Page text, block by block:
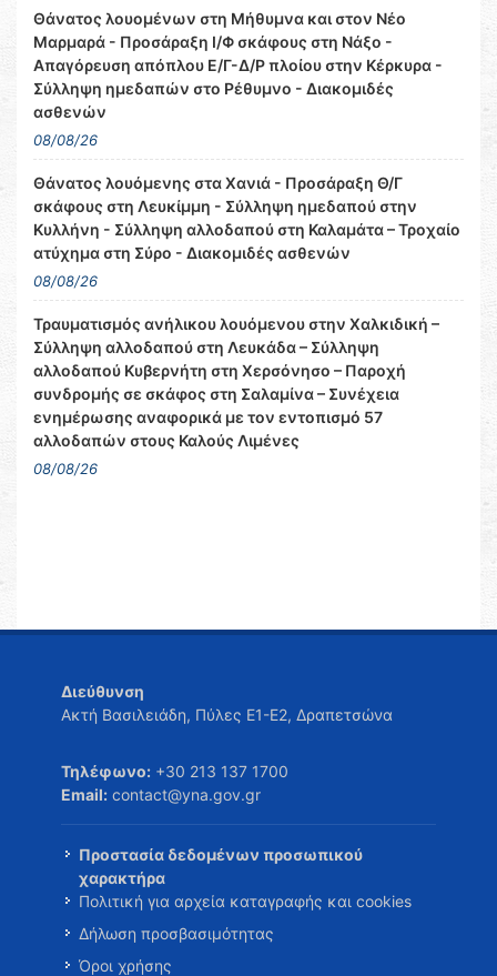
Θάνατος λουομένων στη Μήθυμνα και στον Νέο
Μαρμαρά - Προσάραξη Ι/Φ σκάφους στη Νάξο -
Απαγόρευση απόπλου Ε/Γ-Δ/Ρ πλοίου στην Κέρκυρα -
Σύλληψη ημεδαπών στο Ρέθυμνο - Διακομιδές
ασθενών
08/08/26
Θάνατος λουόμενης στα Χανιά - Προσάραξη Θ/Γ
σκάφους στη Λευκίμμη - Σύλληψη ημεδαπού στην
Κυλλήνη - Σύλληψη αλλοδαπού στη Καλαμάτα – Τροχαίο
ατύχημα στη Σύρο - Διακομιδές ασθενών
08/08/26
Τραυματισμός ανήλικου λουόμενου στην Χαλκιδική –
Σύλληψη αλλοδαπού στη Λευκάδα – Σύλληψη
αλλοδαπού Κυβερνήτη στη Χερσόνησο – Παροχή
συνδρομής σε σκάφος στη Σαλαμίνα – Συνέχεια
ενημέρωσης αναφορικά με τον εντοπισμό 57
αλλοδαπών στους Καλούς Λιμένες
08/08/26
Διεύθυνση
Ακτή Βασιλειάδη, Πύλες Ε1-Ε2, Δραπετσώνα
Τηλέφωνο: +30 213 137 1700
Email: contact@yna.gov.gr
Προστασία δεδομένων προσωπικού
χαρακτήρα
Πολιτική για αρχεία καταγραφής και cookies
Δήλωση προσβασιμότητας
Όροι χρήσης